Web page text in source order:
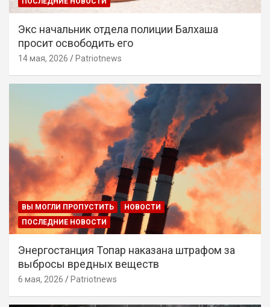
Экс начальник отдела полиции Балхаша
просит освободить его
14 мая, 2026 Patriotnews
ВЫ МОГЛИ ПРОПУСТИТЬ
НОВОСТИ
ПОСЛЕДНИЕ НОВОСТИ
Энергостанция Топар наказана штрафом за
выбросы вредных веществ
6 мая, 2026 Patriotnews